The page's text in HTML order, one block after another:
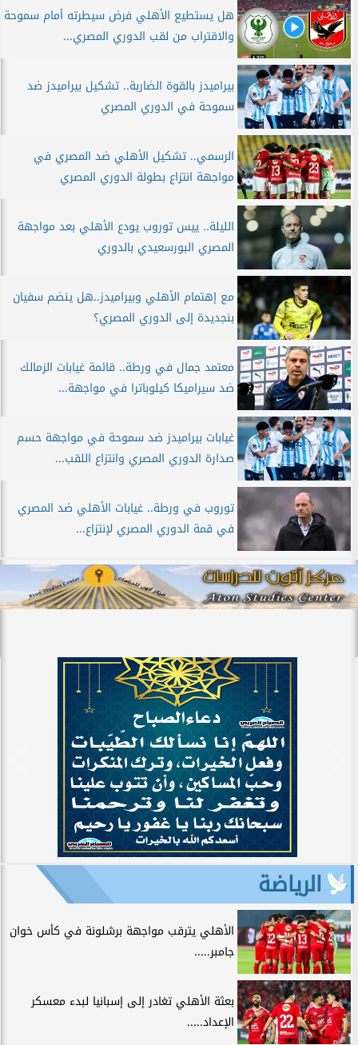
هل يستطيع الأهلي فرض سيطرته أمام سموحة
والاقتراب من لقب الدوري المصري...
بيراميدز بالقوة الضاربة.. تشكيل بيراميدز ضد
سموحة في الدوري المصري
الرسمي.. تشكيل الأهلي ضد المصري في
مواجهة انتزاع بطولة الدوري المصري
الليلة.. ييس توروب يودع الأهلي بعد مواجهة
المصري البورسعيدي بالدوري
مع إهتمام الأهلي وبيراميدز..هل ينضم سفيان
بنجديدة إلى الدوري المصري؟
معتمد جمال في ورطة.. قائمة غيابات الزمالك
ضد سيراميكا كيلوباترا في مواجهة...
غيابات بيراميدز ضد سموحة في مواجهة حسم
صدارة الدوري المصري وانتزاع اللقب...
توروب في ورطة.. غيابات الأهلي ضد المصري
في قمة الدوري المصري لإنتزاع...
الرياضة
الأهلي يترقب مواجهة برشلونة في كأس خوان
جامبر.....
بعثة الأهلي تغادر إلى إسبانيا لبدء معسكر
الإعداد.....